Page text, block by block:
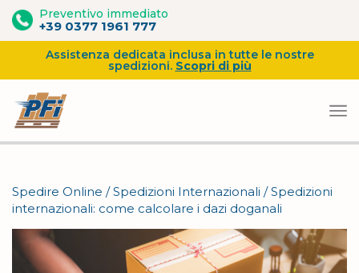
contenuto
Preventivo immediato
+39 0377 1961 777
Assistenza dedicata inclusa in tutte le nostre
spedizioni. Scopri di più
Spedire Online /Spedizioni Internazionali /Spedizioni
internazionali: come calcolare i dazi doganali